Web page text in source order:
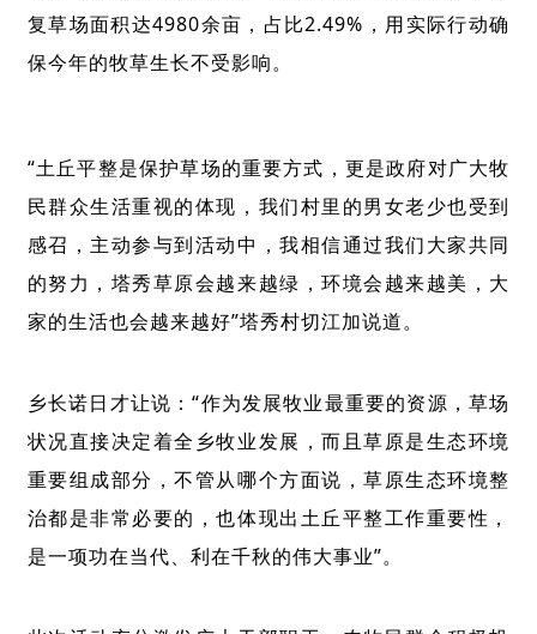
复草场面积达4980余亩，占比2.49%，用实际行动确
保今年的牧草生长不受影响。
“土丘平整是保护草场的重要方式，更是政府对广大牧
民群众生活重视的体现，我们村里的男女老少也受到
感召，主动参与到活动中，我相信通过我们大家共同
的努力，塔秀草原会越来越绿，环境会越来越美，大
家的生活也会越来越好”塔秀村切江加说道。
乡长诺日才让说：“作为发展牧业最重要的资源，草场
状况直接决定着全乡牧业发展，而且草原是生态环境
重要组成部分，不管从哪个方面说，草原生态环境整
治都是非常必要的，也体现出土丘平整工作重要性，
是一项功在当代、利在千秋的伟大事业”。